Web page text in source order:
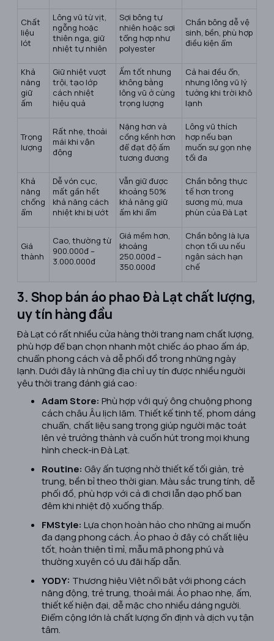
Chất
liệu
lót
Lông vũ từ vịt,
ngỗng hoặc
thiên nga, giữ
nhiệt tự nhiên
Sợi bông tự
nhiên hoặc sợi
tổng hợp như
polyester
Chần bông dễ vệ
sinh, bền, phù hợp
điều kiện ẩm
Khả
năng
giữ
ấm
Giữ nhiệt vượt
trội, tạo lớp
cách nhiệt
hiệu quả
Ấm tốt nhưng
không bằng
lông vũ ở cùng
trọng lượng
Cả hai đều ổn,
nhưng lông vũ lý
tưởng khi trời khô
lạnh
Trọng
lượng
Rất nhẹ, thoải
mái khi vận
động
Nặng hơn và
cồng kềnh hơn
để đạt độ ấm
tương đương
Lông vũ thích
hợp nếu bạn
muốn sự gọn nhẹ
tối đa
Khả
năng
chống
ẩm
Dễ vón cục,
mất gần hết
khả năng cách
nhiệt khi bị ướt
Vẫn giữ được
khoảng 50%
khả năng giữ
ấm khi ẩm
Chần bông thực
tế hơn trong
sương mù, mưa
phùn của Đà Lạt
Giá
thành
Cao, thường từ
900.000đ –
3.000.000đ
Giá mềm hơn,
khoảng
250.000đ –
350.000đ
Chần bông là lựa
chọn tối ưu nếu
ngân sách hạn
chế
3. Shop bán áo phao Đà Lạt chất lượng,
uy tín hàng đầu
Đà Lạt có rất nhiều cửa hàng thời trang nam chất lượng,
phù hợp để bạn chọn nhanh một chiếc áo phao ấm áp,
chuẩn phong cách và dễ phối đồ trong những ngày
lạnh. Dưới đây là những địa chỉ uy tín được nhiều người
yêu thời trang đánh giá cao:
Adam Store: Phù hợp với quý ông chuộng phong
cách châu Âu lịch lãm. Thiết kế tinh tế, phom dáng
chuẩn, chất liệu sang trọng giúp người mặc toát
lên vẻ trưởng thành và cuốn hút trong mọi khung
hình check-in Đà Lạt.
Routine: Gây ấn tượng nhờ thiết kế tối giản, trẻ
trung, bền bỉ theo thời gian. Màu sắc trung tính, dễ
phối đồ, phù hợp với cả đi chơi lẫn dạo phố ban
đêm khi nhiệt độ xuống thấp.
FMStyle: Lựa chọn hoàn hảo cho những ai muốn
đa dạng phong cách. Áo phao ở đây có chất liệu
tốt, hoàn thiện tỉ mỉ, mẫu mã phong phú và
thường xuyên có ưu đãi hấp dẫn.
YODY: Thương hiệu Việt nổi bật với phong cách
năng động, trẻ trung, thoải mái. Áo phao nhẹ, ấm,
thiết kế hiện đại, dễ mặc cho nhiều dáng người.
Điểm cộng lớn là chất lượng ổn định và dịch vụ tận
tâm.